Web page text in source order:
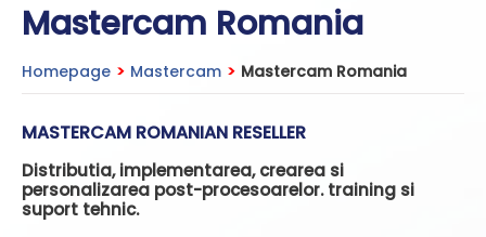
Mastercam Romania
Homepage > Mastercam > Mastercam Romania
MASTERCAM ROMANIAN RESELLER
Distributia, implementarea, crearea si
personalizarea post-procesoarelor. training si
suport tehnic.